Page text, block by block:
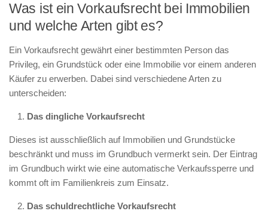
Was ist ein Vorkaufsrecht bei Immobilien
und welche Arten gibt es?
Ein Vorkaufsrecht gewährt einer bestimmten Person das
Privileg, ein Grundstück oder eine Immobilie vor einem anderen
Käufer zu erwerben. Dabei sind verschiedene Arten zu
unterscheiden:
Das dingliche Vorkaufsrecht
Dieses ist ausschließlich auf Immobilien und Grundstücke
beschränkt und muss im Grundbuch vermerkt sein. Der Eintrag
im Grundbuch wirkt wie eine automatische Verkaufssperre und
kommt oft im Familienkreis zum Einsatz.
Das schuldrechtliche Vorkaufsrecht